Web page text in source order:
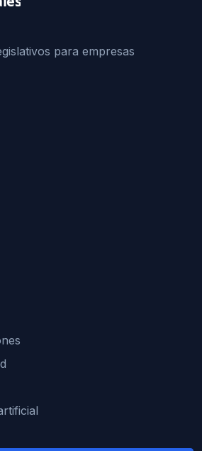
para empresas